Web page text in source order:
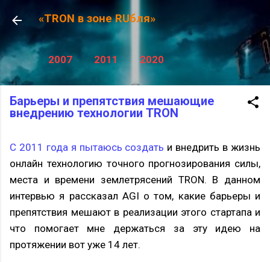
К основному контенту
«TRON в зоне RUбля»
2007 2011 2020
Барьеры и препятствия мешающие
внедрению технологии TRON
С 2011 года я пытаюсь создать и внедрить в жизнь
онлайн технологию точного прогнозирования силы,
места и времени землетрясений TRON. В данном
интервью я рассказал AGI о том, какие барьеры и
препятствия мешают в реализации этого стартапа и
что помогает мне держаться за эту идею на
протяжении вот уже 14 лет.